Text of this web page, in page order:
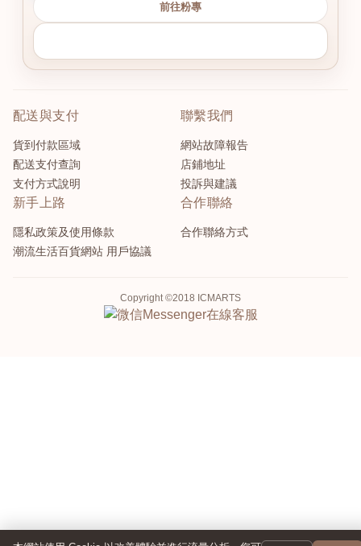
前往粉專
配送與支付
貨到付款區域
配送支付查詢
支付方式說明
聯繫我們
網站故障報告
店鋪地址
投訴與建議
新手上路
隱私政策及使用條款
潮流生活百貨網站 用戶協議
合作聯絡
合作聯絡方式
Copyright ©2018 ICMARTS
Messenger在線客服